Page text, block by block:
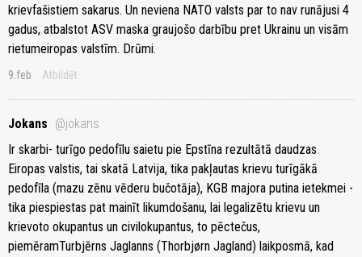
krievfašistiem sakarus. Un neviena NATO valsts par to nav runājusi 4
gadus, atbalstot ASV maska graujošo darbību pret Ukrainu un visām
rietumeiropas valstīm. Drūmi.
9.feb Atbildēt
Jokans @jokans
Ir skarbi- turīgo pedofīlu saietu pie Epstīna rezultātā daudzas
Eiropas valstis, tai skatā Latvija, tika pakļautas krievu turīgākā
pedofīla (mazu zēnu vēderu bučotāja), KGB majora putina ietekmei -
tika piespiestas pat mainīt likumdošanu, lai legalizētu krievu un
krievoto okupantus un civilokupantus, to pēctečus,
piemēramTurbjērns Jaglanns (Thorbjørn Jagland) laikposmā, kad